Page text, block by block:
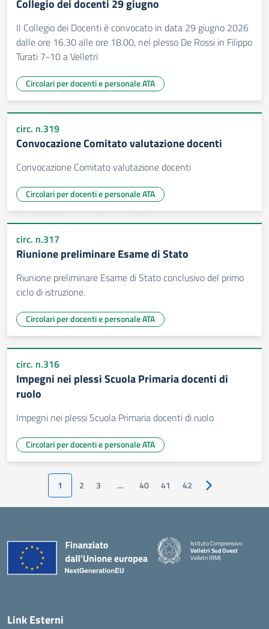
Collegio dei docenti 29 giugno
Il Collegio dei Docenti è convocato in data 29 giugno 2026
dalle ore 16.30 alle ore 18.00, nel plesso De Rossi in Filippo
Turati 7-10 a Velletri
Circolari per docenti e personale ATA
circ. n.319
Convocazione Comitato valutazione docenti
Convocazione Comitato valutazione docenti
Circolari per docenti e personale ATA
circ. n.317
Riunione preliminare Esame di Stato
Riunione preliminare Esame di Stato conclusivo del primo
ciclo di istruzione.
Circolari per docenti e personale ATA
circ. n.316
Impegni nei plessi Scuola Primaria docenti di
ruolo
Impegni nei plessi Scuola Primaria docenti di ruolo
Circolari per docenti e personale ATA
1 2 3 … 40 41 42 Pagina
Istituto Comprensivo
Velletri Sud Ovest
Velletri (RM)
Link Esterni